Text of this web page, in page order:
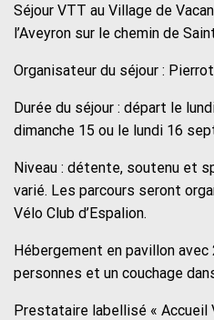
Séjour VTT au Village de
l’Aveyron sur le chemin de
Organisateur du séjour : Pierrot
Durée du séjour : départ le
dimanche 15 ou le lundi 16
Niveau : détente, soutenu et
varié. Les parcours seront
Vélo Club d’Espalion.
Hébergement en pavillon
personnes et un couchage
Prestataire labellisé « Accueil